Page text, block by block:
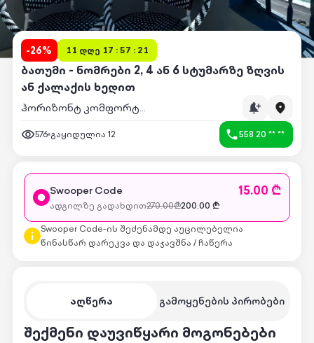
-26% 11 დღე 17 : 57 : 21
ბათუმი - ნომრები 2, 4 ან 6 სტუმარზე ზღვის
ან ქალაქის ხედით
ჰორიზონტ კომფორტი ბათუმი
576 გაყიდულია 12 558 20 ** **
აღწერა გამოყენების პირობები
შექმენი დაუვიწყარი მოგონებები
Swooper Code 15.00 ₾
ადგილზე გადახდით270.00₾200.00 ₾
Swooper Code-ის შეძენამდე აუცილებელია
წინასწარ დარეკვა და დაჯავშნა / ჩაწერა